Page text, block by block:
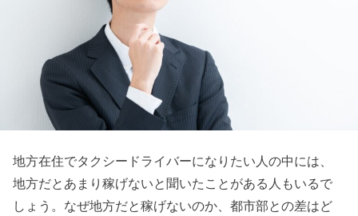
地方在住でタクシードライバーになりたい人の中には、
地方だとあまり稼げないと聞いたことがある人もいるで
しょう。なぜ地方だと稼げないのか、都市部との差はど